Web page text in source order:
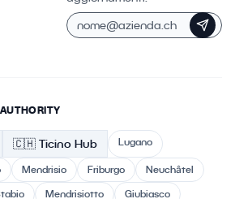
🇨🇭 Ticino Hub Lugano
Mendrisio Friburgo
Neuchâtel
Mendrisiotto Giubiasco